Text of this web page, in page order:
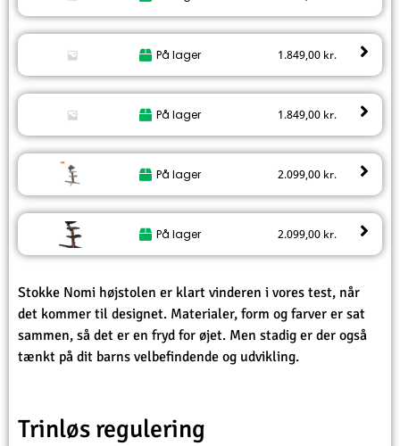
På lager 1.849,00 kr.
På lager 1.849,00 kr.
På lager 2.099,00 kr.
På lager 2.099,00 kr.
Stokke Nomi højstolen er klart vinderen i vores test, når
det kommer til designet. Materialer, form og farver er sat
sammen, så det er en fryd for øjet. Men stadig er der også
tænkt på dit barns velbefindende og udvikling.
Trinløs regulering